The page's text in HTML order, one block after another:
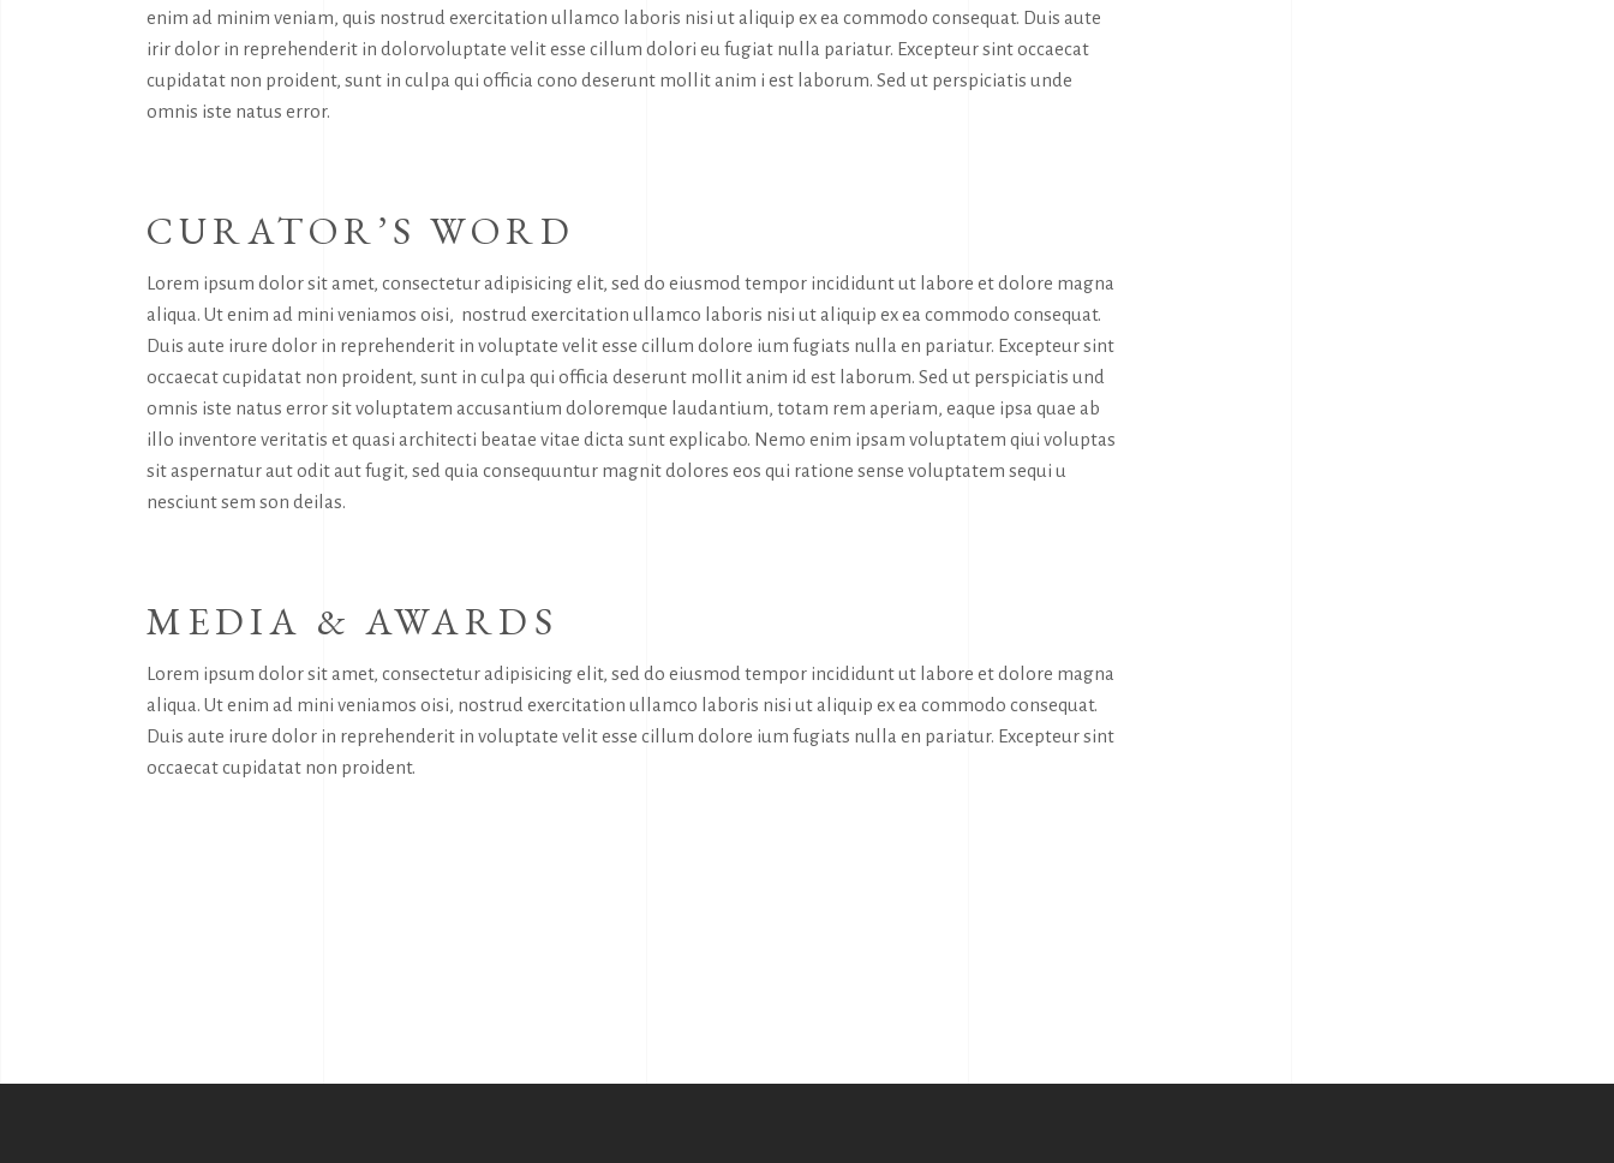
enim ad minim veniam, quis nostrud exercitation ullamco laboris nisi ut aliquip ex ea commodo consequat. Duis aute
irir dolor in reprehenderit in dolorvoluptate velit esse cillum dolori eu fugiat nulla pariatur. Excepteur sint occaecat
cupidatat non proident, sunt in culpa qui officia cono deserunt mollit anim i est laborum. Sed ut perspiciatis unde
omnis iste natus error.
CURATOR’S WORD
Lorem ipsum dolor sit amet, consectetur adipisicing elit, sed do eiusmod tempor incididunt ut labore et dolore magna
aliqua. Ut enim ad mini veniamos oisi, nostrud exercitation ullamco laboris nisi ut aliquip ex ea commodo consequat.
Duis aute irure dolor in reprehenderit in voluptate velit esse cillum dolore ium fugiats nulla en pariatur. Excepteur sint
occaecat cupidatat non proident, sunt in culpa qui officia deserunt mollit anim id est laborum. Sed ut perspiciatis und
omnis iste natus error sit voluptatem accusantium doloremque laudantium, totam rem aperiam, eaque ipsa quae ab
illo inventore veritatis et quasi architecti beatae vitae dicta sunt explicabo. Nemo enim ipsam voluptatem qiui voluptas
sit aspernatur aut odit aut fugit, sed quia consequuntur magnit dolores eos qui ratione sense voluptatem sequi u
nesciunt sem son deilas.
MEDIA & AWARDS
Lorem ipsum dolor sit amet, consectetur adipisicing elit, sed do eiusmod tempor incididunt ut labore et dolore magna
aliqua. Ut enim ad mini veniamos oisi, nostrud exercitation ullamco laboris nisi ut aliquip ex ea commodo consequat.
Duis aute irure dolor in reprehenderit in voluptate velit esse cillum dolore ium fugiats nulla en pariatur. Excepteur sint
occaecat cupidatat non proident.